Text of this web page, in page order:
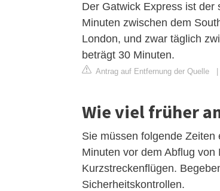
Der Gatwick Express ist
Minuten zwischen dem
London, und zwar täglich
beträgt 30 Minuten.
Antrag auf Entfernung der Quelle
Wie viel früher
Sie müssen folgende
Minuten vor dem Abflug
Kurzstreckenflügen.
Sicherheitskontrollen.